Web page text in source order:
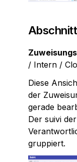
/ Intern /
Diese
der
gerade
Der suivi
gruppiert.